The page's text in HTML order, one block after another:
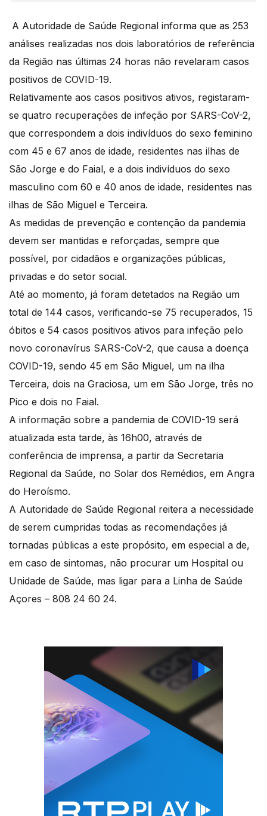
A Autoridade de Saúde Regional informa que as 253
análises realizadas nos dois laboratórios de referência
da Região nas últimas 24 horas não revelaram casos
positivos de COVID-19.
Relativamente aos casos positivos ativos, registaram-
se quatro recuperações de infeção por SARS-CoV-2,
que correspondem a dois indivíduos do sexo feminino
com 45 e 67 anos de idade, residentes nas ilhas de
São Jorge e do Faial, e a dois indivíduos do sexo
masculino com 60 e 40 anos de idade, residentes nas
ilhas de São Miguel e Terceira.
As medidas de prevenção e contenção da pandemia
devem ser mantidas e reforçadas, sempre que
possível, por cidadãos e organizações públicas,
privadas e do setor social.
Até ao momento, já foram detetados na Região um
total de 144 casos, verificando-se 75 recuperados, 15
óbitos e 54 casos positivos ativos para infeção pelo
novo coronavírus SARS-CoV-2, que causa a doença
COVID-19, sendo 45 em São Miguel, um na ilha
Terceira, dois na Graciosa, um em São Jorge, três no
Pico e dois no Faial.
A informação sobre a pandemia de COVID-19 será
atualizada esta tarde, às 16h00, através de
conferência de imprensa, a partir da Secretaria
Regional da Saúde, no Solar dos Remédios, em Angra
do Heroísmo.
A Autoridade de Saúde Regional reitera a necessidade
de serem cumpridas todas as recomendações já
tornadas públicas a este propósito, em especial a de,
em caso de sintomas, não procurar um Hospital ou
Unidade de Saúde, mas ligar para a Linha de Saúde
Açores – 808 24 60 24.